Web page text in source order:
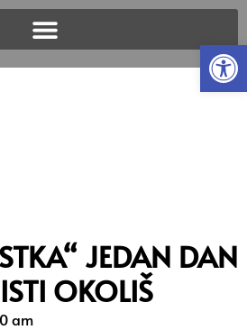
JEDAN DAN
OKOLIŠ
am